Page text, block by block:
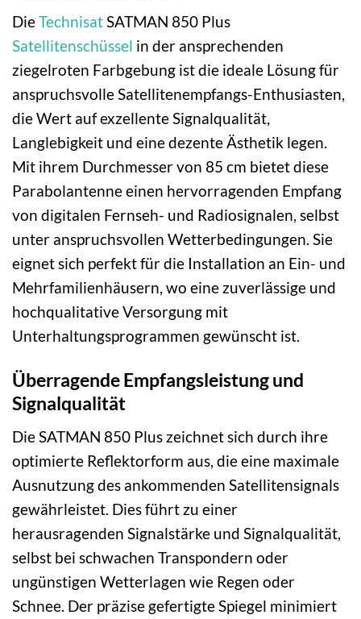
DieTechnisatSATMAN 850 Plus
Satellitenschüssel in der ansprechenden
ziegelroten Farbgebung ist die ideale Lösung für
anspruchsvolle Satellitenempfangs-Enthusiasten,
die Wert auf exzellente Signalqualität,
Langlebigkeit und eine dezente Ästhetik legen.
Mit ihrem Durchmesser von 85 cm bietet diese
Parabolantenne einen hervorragenden Empfang
von digitalen Fernseh- und Radiosignalen, selbst
unter anspruchsvollen Wetterbedingungen. Sie
eignet sich perfekt für die Installation an Ein- und
Mehrfamilienhäusern, wo eine zuverlässige und
hochqualitative Versorgung mit
Unterhaltungsprogrammen gewünscht ist.
Überragende Empfangsleistung und
Signalqualität
Die SATMAN 850 Plus zeichnet sich durch ihre
optimierte Reflektorform aus, die eine maximale
Ausnutzung des ankommenden Satellitensignals
gewährleistet. Dies führt zu einer
herausragenden Signalstärke und Signalqualität,
selbst bei schwachen Transpondern oder
ungünstigen Wetterlagen wie Regen oder
Schnee. Der präzise gefertigte Spiegel minimiert